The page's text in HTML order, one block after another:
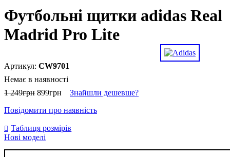
Футбольні щитки adidas Real
Madrid Pro Lite
CW9701
Немає в наявності
1 249грн 899грн
Знайшли дешевше?
Повідомити про наявність
Таблиця розмірів
Нові моделі